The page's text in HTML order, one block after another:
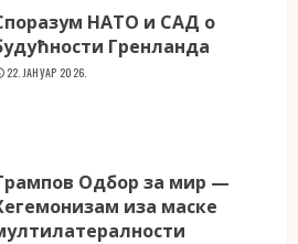
НАТО и САД о
Гренланда
22. ЈАНУАР 2026.
Одбор за мир —
иза маске